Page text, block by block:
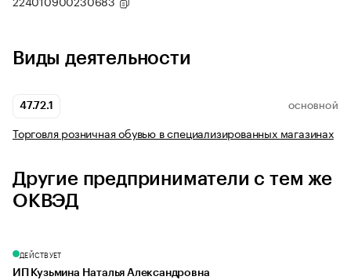
Виды деятельности
47.72.1 ОСНОВНОЙ
Торговля розничная обувью в специализированных магазинах
Другие предприниматели с тем же
ОКВЭД
ДЕЙСТВУЕТ
ИП Кузьмина Наталья Александровна